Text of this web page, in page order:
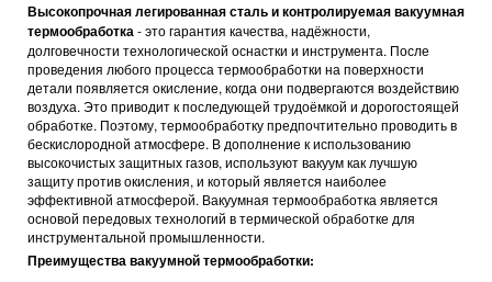
Высокопрочная легированная сталь и контролируемая вакуумная
термообработка- это гарантия качества, надёжности,
долговечности технологической оснастки и инструмента. После
проведения любого процесса термообработки на поверхности
детали появляется окисление, когда они подвергаются воздействию
воздуха. Это приводит к последующей трудоёмкой и дорогостоящей
обработке. Поэтому, термообработку предпочтительно проводить в
бескислородной атмосфере. В дополнение к использованию
высокочистых защитных газов, используют вакуум как лучшую
защиту против окисления, и который является наиболее
эффективной атмосферой. Вакуумная термообработка является
основой передовых технологий в термической обработке для
инструментальной промышленности.
Преимущества вакуумной термообработки: